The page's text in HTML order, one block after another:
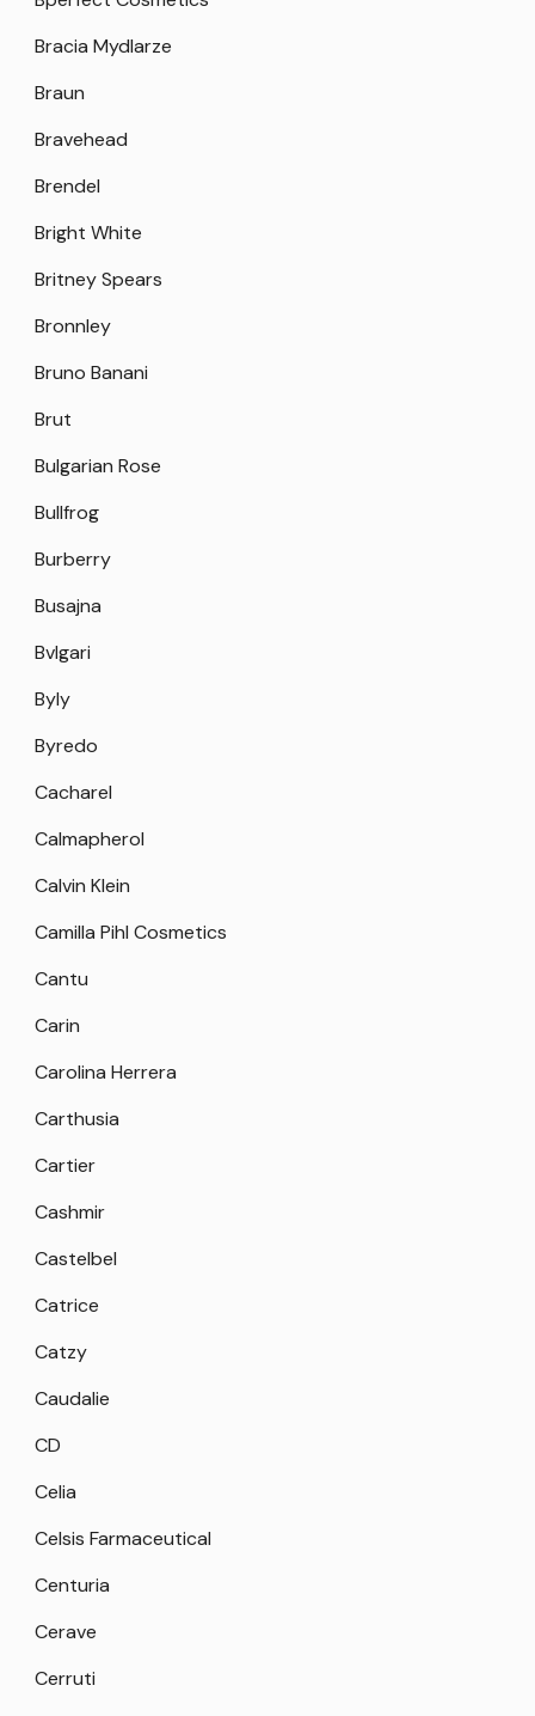
Bracia Mydlarze
Braun
Bravehead
Brendel
Bright White
Britney Spears
Bronnley
Bruno Banani
Brut
Bulgarian Rose
Bullfrog
Burberry
Busajna
Bvlgari
Byly
Byredo
Cacharel
Calmapherol
Calvin Klein
Camilla Pihl Cosmetics
Cantu
Carin
Carolina Herrera
Carthusia
Cartier
Cashmir
Castelbel
Catrice
Catzy
Caudalie
CD
Celia
Celsis Farmaceutical
Centuria
Cerave
Cerruti